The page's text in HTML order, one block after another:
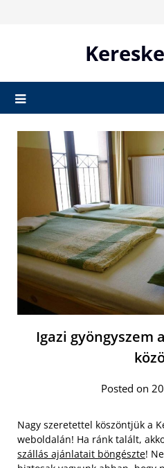
Igazi gyöngyszem
Posted on
Nagy szeretettel köszöntjük a
weboldalán! Ha ránk talált,
szállás ajánlatait böngészte!